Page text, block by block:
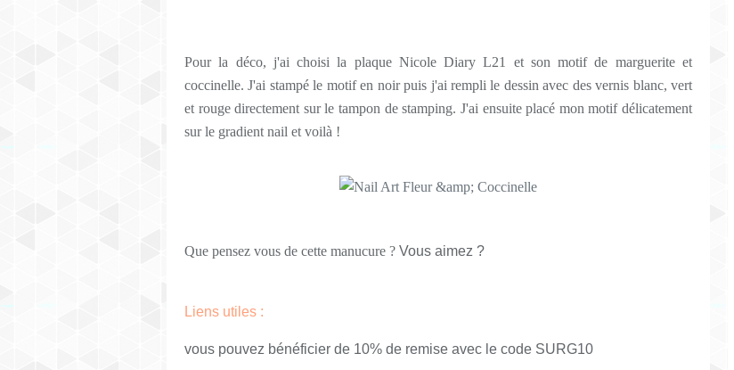
Pour la déco, j'ai choisi la plaque Nicole Diary L21 et son motif de marguerite et
coccinelle. J'ai stampé le motif en noir puis j'ai rempli le dessin avec des vernis blanc, vert
et rouge directement sur le tampon de stamping. J'ai ensuite placé mon motif délicatement
sur le gradient nail et voilà !
Que pensez vous de cette manucure ? Vous aimez ?
Liens utiles :
vous pouvez bénéficier de 10% de remise avec le code SURG10